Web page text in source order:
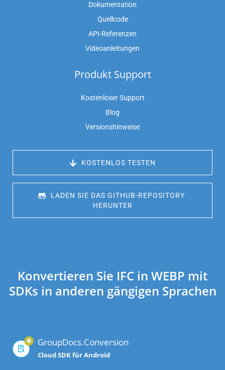
Dokumentation
Quellcode
API-Referenzen
Videoanleitungen
Produkt Support
Kostenloser Support
Blog
Versionshinweise
KOSTENLOS TESTEN
LADEN SIE DAS GITHUB-REPOSITORY
HERUNTER
Konvertieren Sie IFC in WEBP mit
SDKs in anderen gängigen Sprachen
GroupDocs.Conversion
Cloud SDK für Android